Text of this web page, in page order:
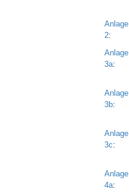
Anlage
2:
Anlage
3a:
Anlage
3b:
Anlage
3c:
Anlage
4a: